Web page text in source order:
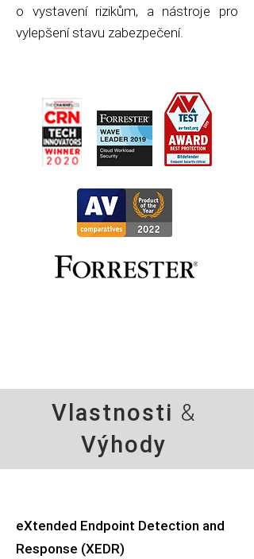
o vystavení rizikům, a nástroje pro
vylepšení stavu zabezpečení.
Vlastnosti &
Výhody
eXtended Endpoint Detection and
Response (XEDR)